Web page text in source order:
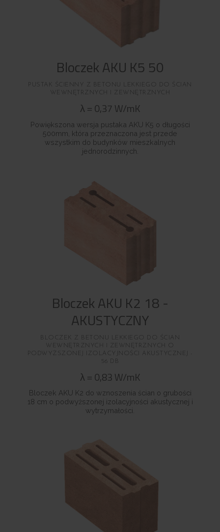
Bloczek AKU K5 50
PUSTAK ŚCIENNY Z BETONU LEKKIEGO DO ŚCIAN
WEWNĘTRZNYCH I ZEWNĘTRZNYCH
λ=0,37 W/mK
Powiększona wersja pustaka AKU K5 o długości
500mm, która przeznaczona jest przede
wszystkim do budynków mieszkalnych
jednorodzinnych.
Bloczek AKU K2 18 -
AKUSTYCZNY
BLOCZEK Z BETONU LEKKIEGO DO ŚCIAN
WEWNĘTRZNYCH I ZEWNĘTRZNYCH O
PODWYŻSZONEJ IZOLACYJNOŚCI AKUSTYCZNEJ -
56 DB
λ=0,83W/mK
Bloczek AKU K2 do wznoszenia ścian o grubości
18 cm o podwyższonej izolacyjności akustycznej i
wytrzymałości.